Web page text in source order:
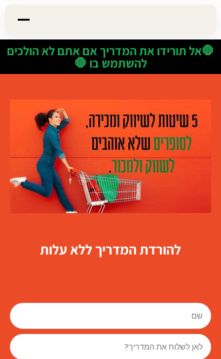
🛑אל תורידו את המדריך אם אתם לא הולכים
להשתמש בו 🛑
להורדת המדריך ללא עלות